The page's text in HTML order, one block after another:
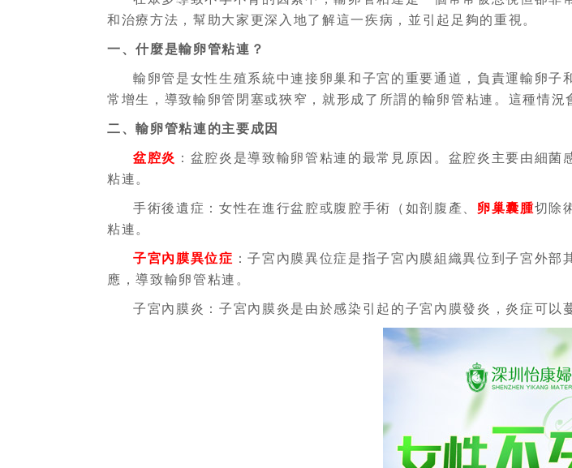
和治療方法，幫助大家更深入地了解這一疾病，並引起足夠的重視。
一、什麼是輸卵管粘連？
輸卵管是女性生殖系統中連接卵巢和子宮的重要通道，負責運輸卵
常增生，導致輸卵管閉塞或狹窄，就形成了所謂的輸卵管粘連。這種情況
二、輸卵管粘連的主要成因
盆腔炎 ：盆腔炎是導致輸卵管粘連的最常見原因。盆腔炎主要由細
粘連。
手術後遺症：女性在進行盆腔或腹腔手術（如剖腹產、 卵巢囊腫切除
粘連。
子宮內膜異位症 ：子宮內膜異位症是指子宮內膜組織異位到子宮外
應，導致輸卵管粘連。
子宮內膜炎：子宮內膜炎是由於感染引起的子宮內膜發炎，炎症可以